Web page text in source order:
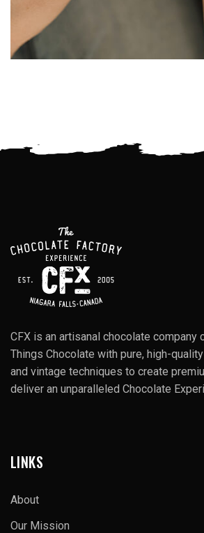
CFX is an artisanal chocolate company
Things Chocolate with pure, high-
and vintage techniques to create
deliver an unparalleled Chocolate
LINKS
About
Our Mission